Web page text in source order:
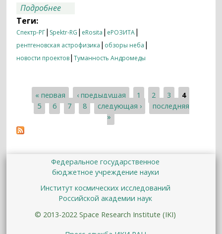
Подробнее
наблюдений телескопа еРОЗИТА
обсерватории «Спектр-РГ»
Теги:
Спектр-РГ| Spektr-RG | eRosita | еРОЗИТА|
рентгеновская астрофизика | обзоры неба |
новости проектов|Туманность Андромеды
Страницы
« первая ‹ предыдущая 1 2 3
4
5
6 7 8 следующая ›
последняя
»
Федеральное государственное
бюджетное учреждение науки
Институт космических исследований
Российской академии наук
© 2013-2022 Space Research Institute (IKI)